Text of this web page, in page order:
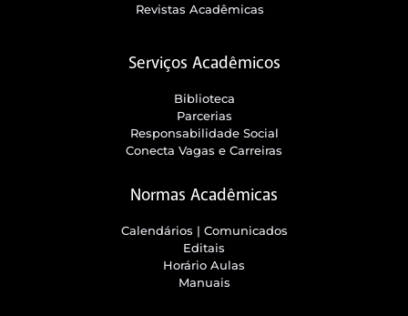
Revistas Acadêmicas
Serviços Acadêmicos
Biblioteca
Parcerias
Responsabilidade Social
Conecta Vagas e Carreiras
Normas Acadêmicas
Calendários | Comunicados
Editais
Horário Aulas
Manuais